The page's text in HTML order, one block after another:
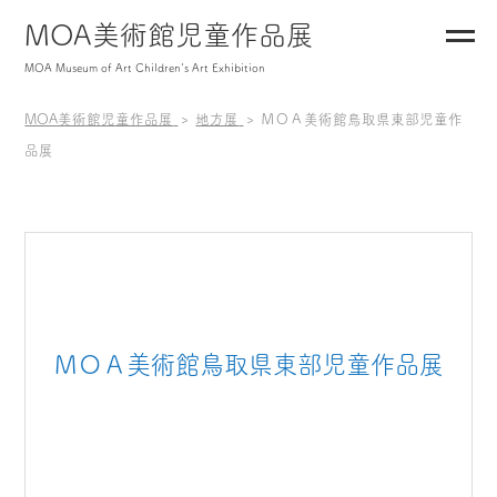
MOA美術館児童作品展
MOA Museum of Art Children's Art Exhibition
MOA美術館児童作品展 地方展 ＭＯＡ美術館鳥取県東部児童作
品展
ＭＯＡ美術館鳥取県東部児童作品展